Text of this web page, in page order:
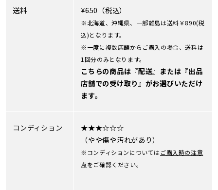
送料 ¥650（税込）
※北海道、沖縄県、一部離島は送料￥890(税
込)となります。
※一度に複数店舗からご購入の場合、送料は
1回分のみとなります。
こちらの商品は『配送』または『出品
店舗での受け取り』がお選びいただけ
ます。
コンディション
★★★☆☆☆
（やや傷や汚れがあり）
※コンディションについてはご購入時の注意
点をご確認ください。